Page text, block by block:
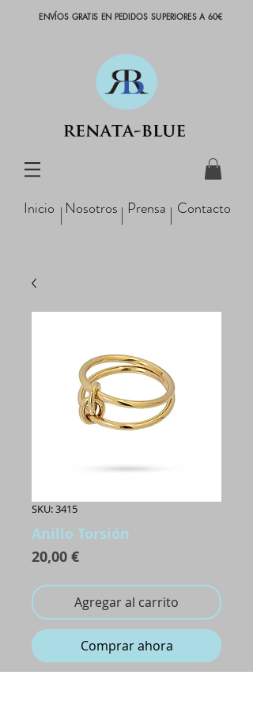
ENVÍOS GRATIS EN PEDIDOS SUPERIORES A 60€
Inicio Nosotros Prensa Contacto
SKU: 3415
Anillo Torsión
20,00 €Precio
Agregar al carrito
Comprar ahora